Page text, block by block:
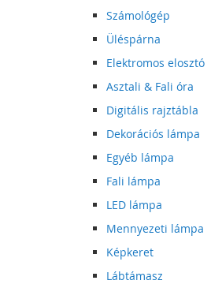
Számológép
Üléspárna
Elektromos elosztó
Asztali & Fali óra
Digitális rajztábla
Dekorációs lámpa
Egyéb lámpa
Fali lámpa
LED lámpa
Mennyezeti lámpa
Képkeret
Lábtámasz